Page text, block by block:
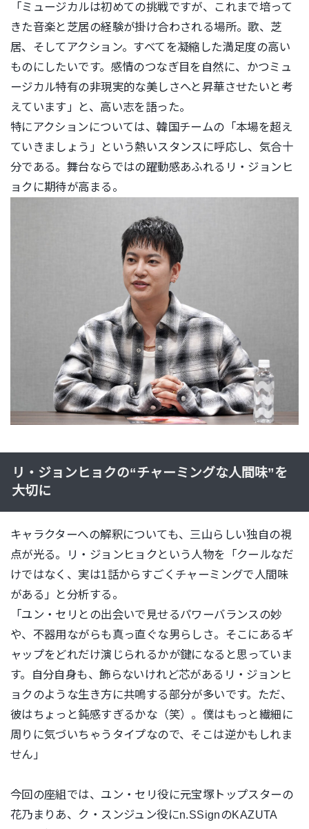
「ミュージカルは初めての挑戦ですが、
これまで培って
きた音楽と芝居の経験が掛け合わされる場所。歌、 芝
居、そしてアクション。 すべてを凝縮した満足度の高い
ものにしたいです。 感情のつなぎ目を自然に、 かつミュ
ージカル特有の非現実的な美しさへと昇華させたいと考
えています」と、高い志を語った。
特にアクションについては、韓国チームの「本場を超え
ていきましょう」という熱いスタンスに呼応し、 気合十
分である。舞台ならではの躍動感あふれるリ・ ジョンヒ
ョクに期待が高まる。
リ・ジョンヒョクの“チャーミングな人間味”を
大切に
キャラクターへの解釈についても、三山らしい独自の視
点が光る。
リ・ジョンヒョクという人物を「クールなだ
けではなく、 実は1話からすごくチャーミングで人間味
がある」と分析する。
「ユン・セリとの出会いで見せるパワーバランスの妙
や、 不器用ながらも真っ直ぐな男らしさ。 そこにあるギ
ャップをどれだけ演じられるかが鍵になると思ってい ま
す。自分自身も、飾らないけれど芯があるリ・ ジョンヒ
ョクのような生き方に共鳴する部分が多いです。ただ、
彼はちょっと鈍感すぎるかな（笑）。 僕はもっと繊細に
周りに気づいちゃうタイプなので、 そこは逆かもしれま
せん」
今回の座組では、ユン・ セリ役に元宝塚トップスターの
花乃まりあ、ク・ スンジュン役にn.SSignのKAZUTA